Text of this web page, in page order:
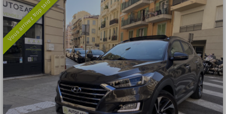
Vous arrivez trop tard